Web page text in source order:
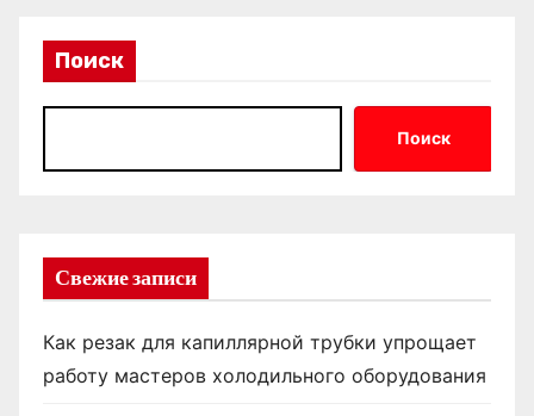
Поиск
Поиск
Свежие записи
Как резак для капиллярной трубки упрощает
работу мастеров холодильного оборудования